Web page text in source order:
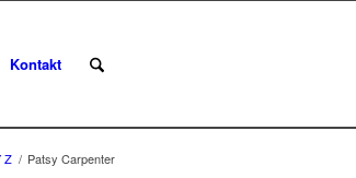
Kontakt
Z / Patsy Carpenter